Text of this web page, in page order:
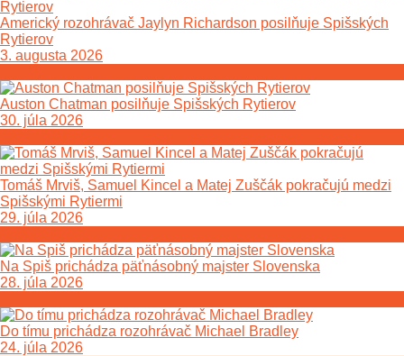
Americký rozohrávač Jaylyn Richardson posilňuje Spišských
Rytierov
3. augusta 2026
Auston Chatman posilňuje Spišských Rytierov
30. júla 2026
Tomáš Mrviš, Samuel Kincel a Matej Zuščák pokračujú medzi
Spišskými Rytiermi
29. júla 2026
Na Spiš prichádza päťnásobný majster Slovenska
28. júla 2026
Do tímu prichádza rozohrávač Michael Bradley
24. júla 2026